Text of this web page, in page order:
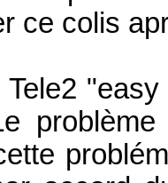
ce colis